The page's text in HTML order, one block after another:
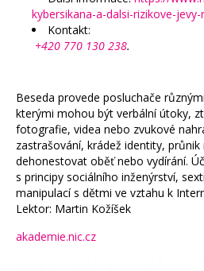
kybersikana-a-dalsi-rizikove-
Kontakt:
+420 770 130 238.
Beseda provede posluchače
kterými mohou být verbální útoky,
fotografie, videa nebo zvukové
zastrašování, krádež identity, průnik
dehonestovat oběť nebo vydírání.
s principy sociálního inženýrství,
manipulací s dětmi ve vztahu k
Lektor: Martin Kožíšek
akademie.nic.cz